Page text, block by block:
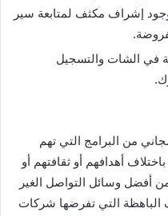
إشراف مكثف لمتابعة سير
في الشات والتسجيل
من البرامج التي تهم
أهدافهم أو ثقافتهم أو
من أفضل وسائل التواصل الغير
الباهظة التي تفرضها شركات